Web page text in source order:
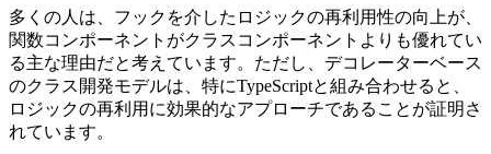
多くの人は、フックを介したロジックの再利用性の向上が、
関数コンポーネントがクラスコンポーネントよりも優れてい
る主な理由だと考えています。ただし、デコレーターベース
のクラス開発モデルは、特にTypeScriptと組み合わせると、
ロジックの再利用に効果的なアプローチであることが証明さ
れています。